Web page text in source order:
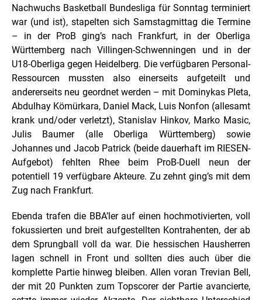
Nachwuchs Basketball Bundesliga für Sonntag terminiert
war (und ist), stapelten sich Samstagmittag die Termine
– in der ProB ging’s nach Frankfurt, in der Oberliga
Württemberg nach Villingen-Schwenningen und in der
U18-Oberliga gegen Heidelberg. Die verfügbaren Personal-
Ressourcen mussten also einerseits aufgeteilt und
andererseits neu geordnet werden – mit Dominykas Pleta,
Abdulhay Kömürkara, Daniel Mack, Luis Nonfon (allesamt
krank und/oder verletzt), Stanislav Hinkov, Marko Masic,
Julis Baumer (alle Oberliga Württemberg) sowie
Johannes und Jacob Patrick (beide dauerhaft im RIESEN-
Aufgebot) fehlten Rhee beim ProB-Duell neun der
potentiell 19 verfügbare Akteure. Zu zehnt ging’s mit dem
Zug nach Frankfurt.
Ebenda trafen die BBA’ler auf einen hochmotivierten, voll
fokussierten und breit aufgestellten Kontrahenten, der ab
dem Sprungball voll da war. Die hessischen Hausherren
lagen schnell in Front und sollten dies auch über die
komplette Partie hinweg bleiben. Allen voran Trevian Bell,
der mit 20 Punkten zum Topscorer der Partie avancierte,